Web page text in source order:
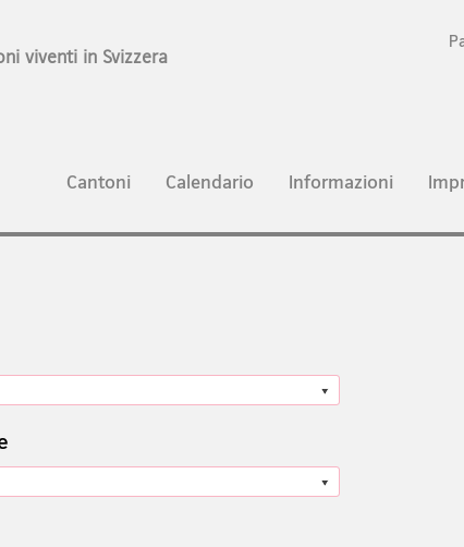
viventi in Svizzera
Cantoni Calendario Informazioni